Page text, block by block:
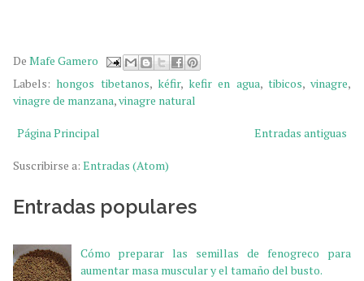
De Mafe Gamero
Labels:hongos tibetanos, kéfir, kefir en agua, tibicos, vinagre,
vinagre de manzana,vinagre natural
Entradas antiguas
Página Principal
Suscribirse a: Entradas (Atom)
Entradas populares
Cómo preparar las semillas de fenogreco para
aumentar masa muscular y el tamaño del busto.